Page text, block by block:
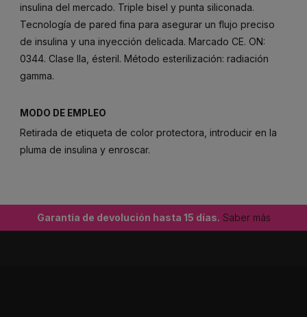
insulina del mercado. Triple bisel y punta siliconada.
Tecnología de pared fina para asegurar un flujo preciso
de insulina y una inyección delicada. Marcado CE. ON:
0344. Clase IIa, ésteril. Método esterilización: radiación
gamma.
MODO DE EMPLEO
Retirada de etiqueta de color protectora, introducir en la
pluma de insulina y enroscar.
Garantía de devolución hasta 15 días. Saber más